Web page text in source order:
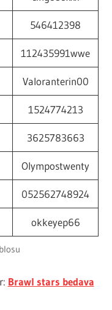
546412398
112435991wwe
Valoranterin00
1524774213
3625783663
Olympostwenty
052562748924
okkeyep66
Brawl stars bedava